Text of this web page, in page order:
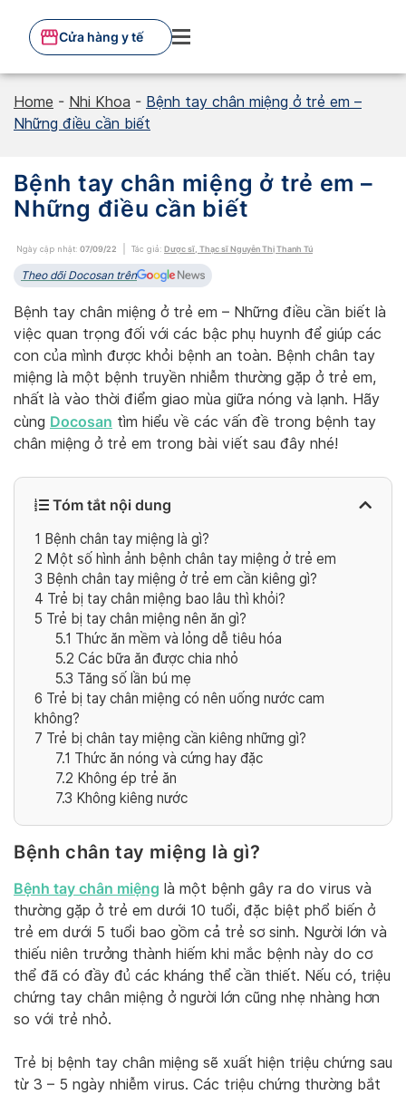
content
Cửa hàng y tế
Home - Nhi Khoa - Bệnh tay chân miệng ở trẻ em –
Những điều cần biết
Bệnh tay chân miệng ở trẻ em –
Những điều cần biết
Ngày cập nhật: 07/09/22 Tác giả: Dược sĩ, Thạc sĩ Nguyễn Thị Thanh Tú
Theo dõi Docosan trên
Bệnh tay chân miệng ở trẻ em – Những điều cần biết là
việc quan trọng đối với các bậc phụ huynh để giúp các
con của mình được khỏi bệnh an toàn. Bệnh chân tay
miệng là một bệnh truyền nhiễm thường gặp ở trẻ em,
nhất là vào thời điểm giao mùa giữa nóng và lạnh. Hãy
cùng Docosan tìm hiểu về các vấn đề trong bệnh tay
chân miệng ở trẻ em trong bài viết sau đây nhé!
Tóm tắt nội dung
1 Bệnh chân tay miệng là gì?
2 Một số hình ảnh bệnh chân tay miệng ở trẻ em
3 Bệnh chân tay miệng ở trẻ em cần kiêng gì?
4 Trẻ bị tay chân miệng bao lâu thì khỏi?
5 Trẻ bị tay chân miệng nên ăn gì?
5.1 Thức ăn mềm và lỏng dễ tiêu hóa
5.2 Các bữa ăn được chia nhỏ
5.3 Tăng số lần bú mẹ
6 Trẻ bị tay chân miệng có nên uống nước cam
không?
7 Trẻ bị chân tay miệng cần kiêng những gì?
7.1 Thức ăn nóng và cứng hay đặc
7.2 Không ép trẻ ăn
7.3 Không kiêng nước
Bệnh chân tay miệng là gì?
Bệnh tay chân miệng là một bệnh gây ra do virus và
thường gặp ở trẻ em dưới 10 tuổi, đặc biệt phổ biến ở
trẻ em dưới 5 tuổi bao gồm cả trẻ sơ sinh. Người lớn và
thiếu niên trưởng thành hiếm khi mắc bệnh này do cơ
thể đã có đầy đủ các kháng thể cần thiết. Nếu có, triệu
chứng tay chân miệng ở người lớn cũng nhẹ nhàng hơn
so với trẻ nhỏ.
Trẻ bị bệnh tay chân miệng sẽ xuất hiện triệu chứng sau
từ 3 – 5 ngày nhiễm virus. Các triệu chứng thường bắt